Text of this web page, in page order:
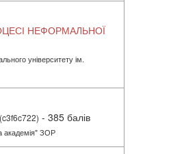
НЕФОРМАЛЬНОЇ
університету ім.
(c3f6c722) - 385 балів
академія" ЗОР